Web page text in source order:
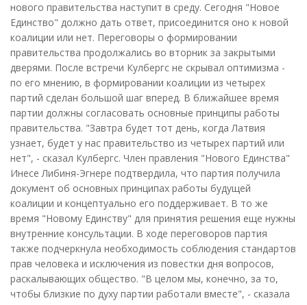
нового правительства наступит в среду. Сегодня "Новое
Единство" должно дать ответ, присоединится оно к новой
коалиции или нет. Переговоры о формировании
правительства продолжались во вторник за закрытыми
дверями. После встречи Кулбергс не скрывал оптимизма -
по его мнению, в формировании коалиции из четырех
партий сделан большой шаг вперед. В ближайшее время
партии должны согласовать основные принципы работы
правительства. "Завтра будет тот день, когда Латвия
узнает, будет у нас правительство из четырех партий или
нет", - сказал Кулбергс. Член правления "Нового Единства"
Инесе Либиня-Эгнере подтвердила, что партия получила
документ об основных принципах работы будущей
коалиции и концептуально его поддерживает. В то же
время "Новому Единству" для принятия решения еще нужны
внутренние консультации. В ходе переговоров партия
также подчеркнула необходимость соблюдения стандартов
прав человека и исключения из повестки дня вопросов,
раскалывающих общество. "В целом мы, конечно, за то,
чтобы близкие по духу партии работали вместе", - сказала